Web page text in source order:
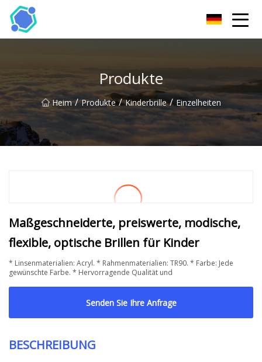
Produkte
Heim / Produkte / Kinderbrille / Einzelheiten
Maßgeschneiderte, preiswerte, modische,
flexible, optische Brillen für Kinder
* Linsenmaterialien: Acryl. * Rahmenmaterialien: TR90. * Farbe: Jede
gewünschte Farbe. * Hervorragende Qualität und
Senden Sie Ihre Anfrage
BESCHREIBUNG